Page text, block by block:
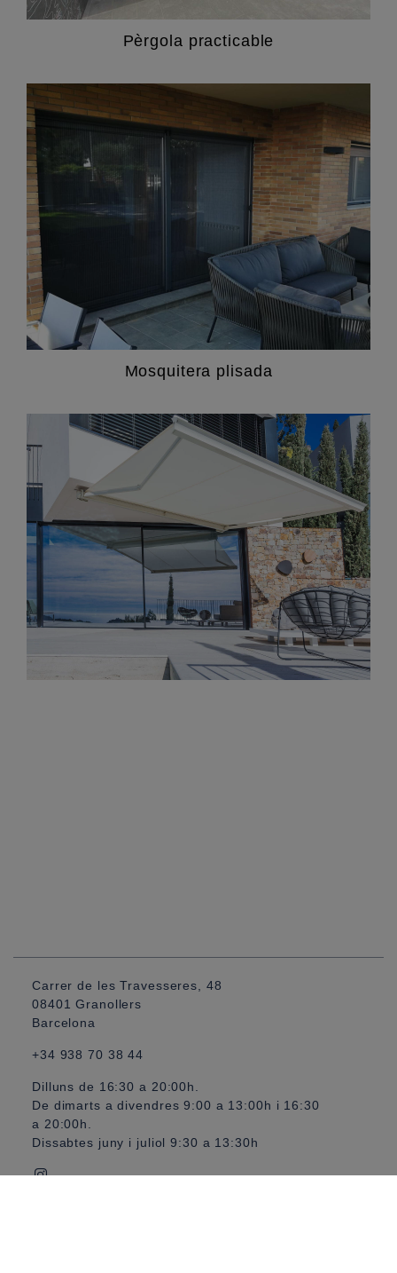
Pèrgola practicable
Mosquitera plisada
Carrer de les Travesseres, 48
08401 Granollers
Barcelona
+34 938 70 38 44
Dilluns de 16:30 a 20:00h.
De dimarts a divendres 9:00 a 13:00h i 16:30
a 20:00h.
Dissabtes juny i juliol 9:30 a 13:30h